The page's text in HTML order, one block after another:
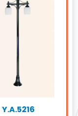
Y.A.5216